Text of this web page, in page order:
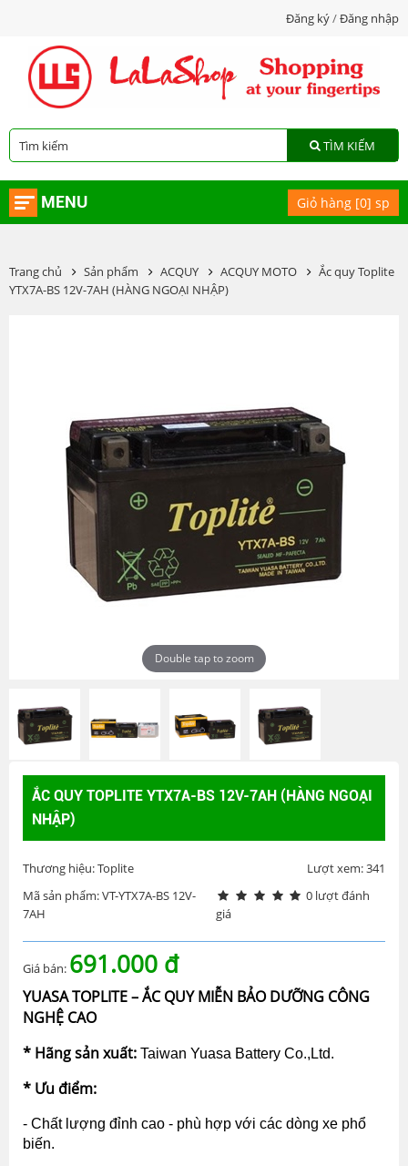
Đăng ký/Đăng nhập
TÌM KIẾM
MENU Giỏ hàng [0] sp
Trang chủ Sản phẩm ACQUY ACQUY MOTO
Ắc quy Toplite
YTX7A-BS 12V-7AH (HÀNG NGOẠI NHẬP)
Double tap to zoom
ẮC QUY TOPLITE YTX7A-BS 12V-7AH (HÀNG NGOẠI
NHẬP)
Thương hiệu: Toplite
Lượt xem: 341
Mã sản phẩm: VT-YTX7A-BS 12V-
7AH
0 lượt đánh
giá
Giá bán: 691.000 đ
YUASA TOPLITE – ẮC QUY MIỄN BẢO DƯỠNG CÔNG
NGHỆ CAO
* Hãng sản xuất: Taiwan Yuasa Battery Co.,Ltd.
* Ưu điểm:
- Chất lượng đỉnh cao - phù hợp với các dòng xe phổ
biến.